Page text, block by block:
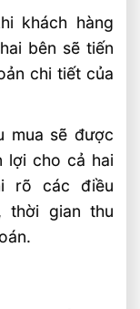
khách hàng
bên sẽ tiến
chi tiết của
mua sẽ được
lợi cho cả hai
rõ các điều
thời gian thu